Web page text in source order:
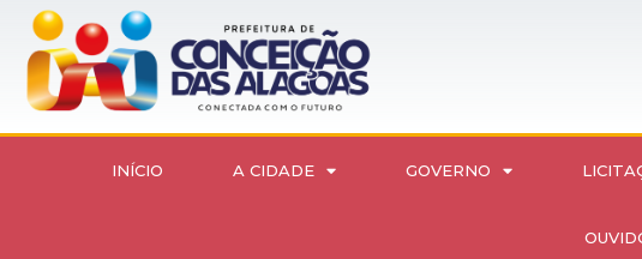
INÍCIO A CIDADE GOVERNO